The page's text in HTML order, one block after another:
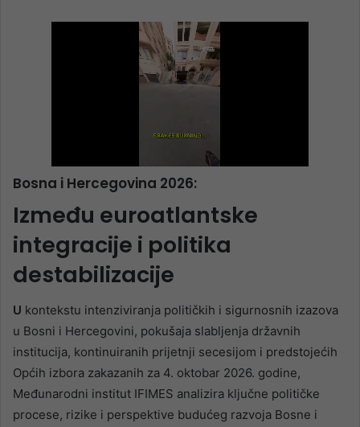
Bosna i Hercegovina 2026:
Između euroatlantske
integracije i politika
destabilizacije
U kontekstu intenziviranja političkih i sigurnosnih izazova
u Bosni i Hercegovini, pokušaja slabljenja državnih
institucija, kontinuiranih prijetnji secesijom i predstojećih
Općih izbora zakazanih za 4. oktobar 2026. godine,
Međunarodni institut IFIMES analizira ključne političke
procese, rizike i perspektive budućeg razvoja Bosne i